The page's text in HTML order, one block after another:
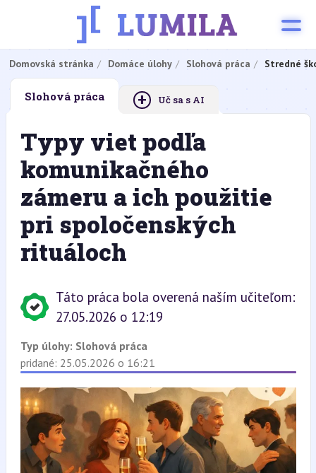
Domovská stránka Domáce úlohy Slohová práca Stredné
Slohová práca + Uč sa s AI
Typy viet podľa
komunikačného
zámeru a ich použitie
pri spoločenských
rituáloch
Táto práca bola overená naším učiteľom:
27.05.2026 o 12:19
Typ úlohy: Slohová práca
pridané: 25.05.2026 o 16:21